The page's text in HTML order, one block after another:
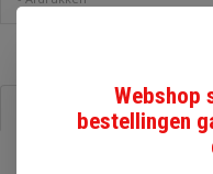
InformatieWebshop
bestellingen